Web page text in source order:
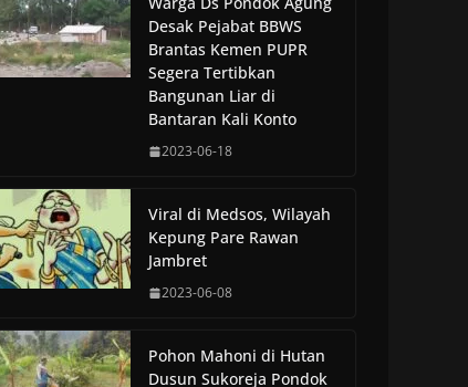
Desak Pejabat BBWS
Brantas Kemen PUPR
Segera Tertibkan
Bangunan Liar di
Bantaran Kali Konto
2023-06-18
Viral di Medsos, Wilayah
Kepung Pare Rawan
Jambret
2023-06-08
Pohon Mahoni di Hutan
Dusun Sukoreja Pondok